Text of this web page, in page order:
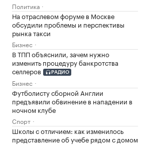
Политика
На отраслевом форуме в Москве
обсудили проблемы и перспективы
рынка такси
Бизнес
В ТПП объяснили, зачем нужно
изменить процедуру банкротства
селлеров
РАДИО
Бизнес
Футболисту сборной Англии
предъявили обвинение в нападении в
ночном клубе
Спорт
Школы с отличием: как изменилось
представление об учебе рядом с домом